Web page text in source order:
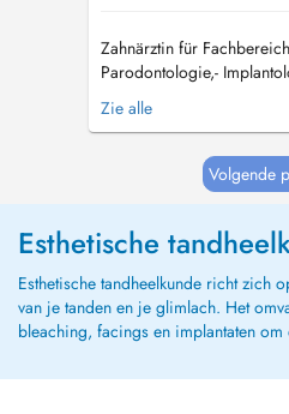
Zahnärztin für
Parodontologie,-
Kiefergelenkbehandlungen
Leistungsspektrum: -
Paradontitis –
Orale Mikrobiolo...
Zie alle
Volgende
Esthetische
Esthetische tandheelkunde richt zich
van je tanden en je glimlach. Het
bleaching, facings en implantaten